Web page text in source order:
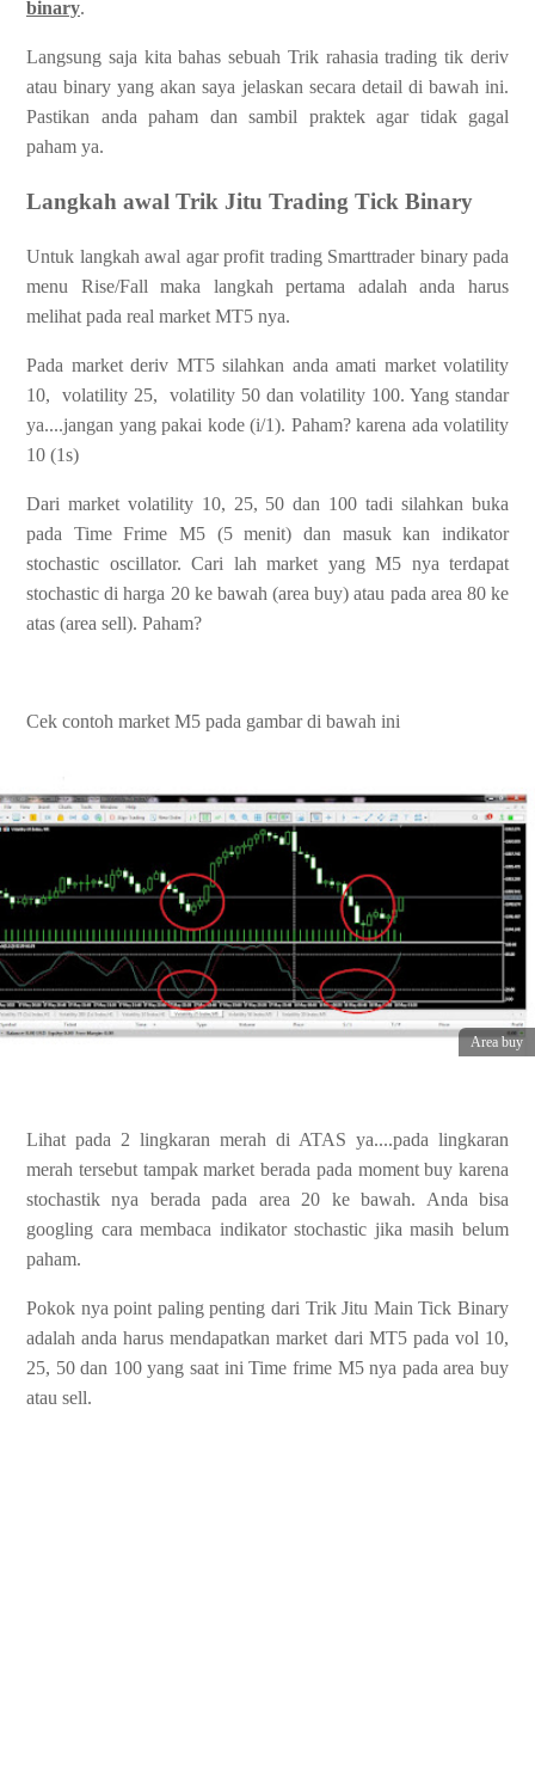
binary.
Langsung saja kita bahas sebuah Trik rahasia trading tik deriv
atau binary yang akan saya jelaskan secara detail di bawah ini.
Pastikan anda paham dan sambil praktek agar tidak gagal
paham ya.
Langkah awal Trik Jitu Trading Tick Binary
Untuk langkah awal agar profit trading Smarttrader binary pada
menu Rise/Fall maka langkah pertama adalah anda harus
melihat pada real market MT5 nya.
Pada market deriv MT5 silahkan anda amati market volatility
10, volatility 25, volatility 50 dan volatility 100. Yang standar
ya....jangan yang pakai kode (i/1). Paham? karena ada volatility
10 (1s)
Dari market volatility 10, 25, 50 dan 100 tadi silahkan buka
pada Time Frime M5 (5 menit) dan masuk kan indikator
stochastic oscillator. Cari lah market yang M5 nya terdapat
stochastic di harga 20 ke bawah (area buy) atau pada area 80 ke
atas (area sell). Paham?
Cek contoh market M5 pada gambar di bawah ini
Area buy
Lihat pada 2 lingkaran merah di ATAS ya....pada lingkaran
merah tersebut tampak market berada pada moment buy karena
stochastik nya berada pada area 20 ke bawah. Anda bisa
googling cara membaca indikator stochastic jika masih belum
paham.
Pokok nya point paling penting dari Trik Jitu Main Tick Binary
adalah anda harus mendapatkan market dari MT5 pada vol 10,
25, 50 dan 100 yang saat ini Time frime M5 nya pada area buy
atau sell.